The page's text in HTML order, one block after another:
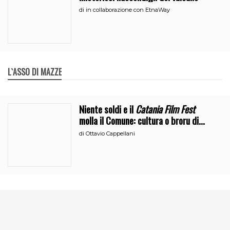
di in collaborazione con EtnaWay
L`ASSO DI MAZZE
Niente soldi e ilCatania Film Fest
molla il Comune: cultura o broru di
ciciri?
diOttavio Cappellani